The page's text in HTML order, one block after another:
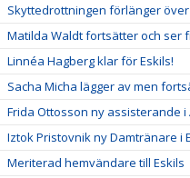
Skyttedrottningen förlänger över
Matilda Waldt fortsätter och ser
Linnéa Hagberg klar för Eskils!
Sacha Micha lägger av men
Frida Ottosson ny assisterande i
Iztok Pristovnik ny Damtränare i
Meriterad hemvändare till Eskils